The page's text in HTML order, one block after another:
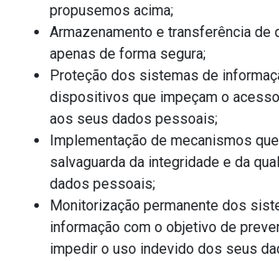
propusemos acima;
Armazenamento e transferência de
apenas de forma segura;
Proteção dos sistemas de
dispositivos que impeçam o
aos seus dados pessoais;
Implementação de mecanismos
salvaguarda da integridade e da
dados pessoais;
Monitorização permanente dos
informação com o objetivo de
impedir o uso indevido dos seus